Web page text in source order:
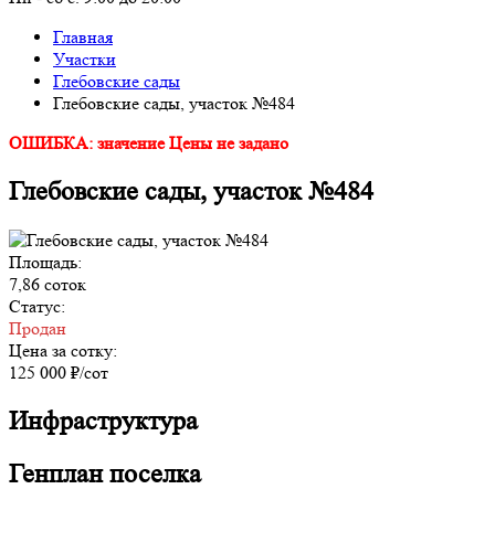
Главная
Участки
Глебовские сады
Глебовские сады, участок №484
ОШИБКА: значение Цены не задано
Глебовские сады, участок №484
Площадь:
7,86 соток
Статус:
Продан
Цена за сотку:
125 000 ₽/сот
Инфраструктура
Генплан поселка